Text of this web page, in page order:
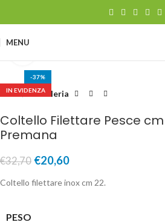
MENU
-37%
IN EVIDENZA
Home Coltelleria
Coltello Filettare Pesce
Premana
€32,70 €20,60
Coltello filettare inox cm 22.
PESO